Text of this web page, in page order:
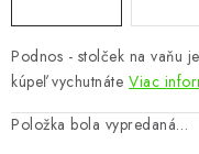
Reklamácie a odstúpenie
Podnos - stolček na vaňu
kúpeľ vychutnáte Viac
Položka bola vypredaná…